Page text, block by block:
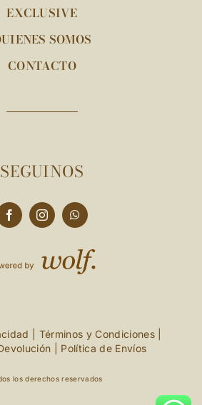
EXCLUSIVE
SOMOS
CONTACTO
SEGUINOS
Términos y Condiciones|
Política de Envíos
los derechos reservados